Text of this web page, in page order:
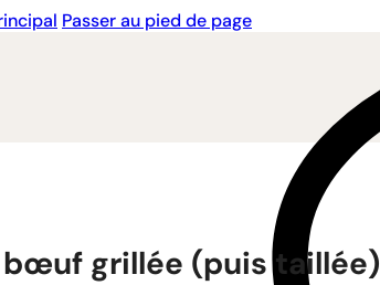
Passer au pied de page
grillée (puis taillée)